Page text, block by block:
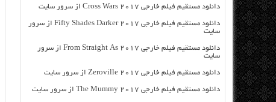
دانلود مستقیم فیلم خارجی Cross Wars 2017 از سرور سایت
دانلود مستقیم فیلم خارجی Fifty Shades Darker 2017 از سرور
سایت
دانلود مستقیم فیلم خارجی From Straight As 2017 از سرور
سایت
دانلود مستقیم فیلم خارجی Zeroville 2017 از سرور سایت
دانلود مستقیم فیلم خارجی The Mummy 2017 از سرور سایت